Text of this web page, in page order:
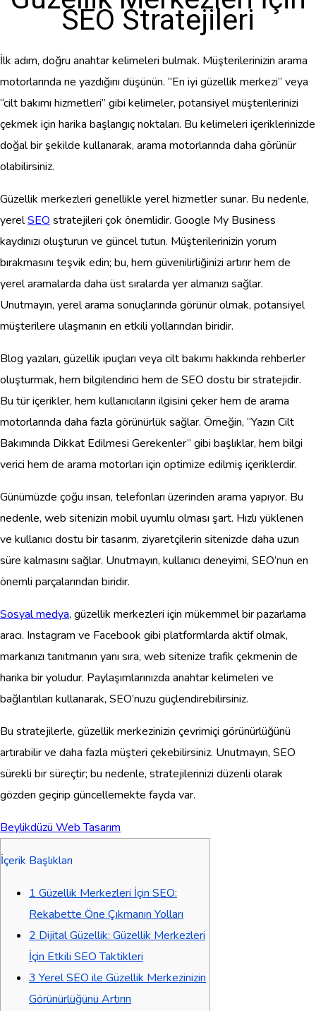
SEO Stratejileri
İlk adım, doğru anahtar kelimeleri bulmak. Müşterilerinizin arama
motorlarında ne yazdığını düşünün. “En iyi güzellik merkezi” veya
“cilt bakımı hizmetleri” gibi kelimeler, potansiyel müşterilerinizi
çekmek için harika başlangıç noktaları. Bu kelimeleri içeriklerinizde
doğal bir şekilde kullanarak, arama motorlarında daha görünür
olabilirsiniz.
Güzellik merkezleri genellikle yerel hizmetler sunar. Bu nedenle,
yerelSEO stratejileri çok önemlidir. Google My Business
kaydınızı oluşturun ve güncel tutun. Müşterilerinizin yorum
bırakmasını teşvik edin; bu, hem güvenilirliğinizi artırır hem de
yerel aramalarda daha üst sıralarda yer almanızı sağlar.
Unutmayın, yerel arama sonuçlarında görünür olmak, potansiyel
müşterilere ulaşmanın en etkili yollarından biridir.
Blog yazıları, güzellik ipuçları veya cilt bakımı hakkında rehberler
oluşturmak, hem bilgilendirici hem de SEO dostu bir stratejidir.
Bu tür içerikler, hem kullanıcıların ilgisini çeker hem de arama
motorlarında daha fazla görünürlük sağlar. Örneğin, “Yazın Cilt
Bakımında Dikkat Edilmesi Gerekenler” gibi başlıklar, hem bilgi
verici hem de arama motorları için optimize edilmiş içeriklerdir.
Günümüzde çoğu insan, telefonları üzerinden arama yapıyor. Bu
nedenle, web sitenizin mobil uyumlu olması şart. Hızlı yüklenen
ve kullanıcı dostu bir tasarım, ziyaretçilerin sitenizde daha uzun
süre kalmasını sağlar. Unutmayın, kullanıcı deneyimi, SEO’nun en
önemli parçalarından biridir.
Sosyal medya, güzellik merkezleri için mükemmel bir pazarlama
aracı. Instagram ve Facebook gibi platformlarda aktif olmak,
markanızı tanıtmanın yanı sıra, web sitenize trafik çekmenin de
harika bir yoludur. Paylaşımlarınızda anahtar kelimeleri ve
bağlantıları kullanarak, SEO’nuzu güçlendirebilirsiniz.
Bu stratejilerle, güzellik merkezinizin çevrimiçi görünürlüğünü
artırabilir ve daha fazla müşteri çekebilirsiniz. Unutmayın, SEO
sürekli bir süreçtir; bu nedenle, stratejilerinizi düzenli olarak
gözden geçirip güncellemekte fayda var.
Beylikdüzü Web Tasarım
İçerik Başlıkları
1 Güzellik Merkezleri İçin SEO:
Rekabette Öne Çıkmanın Yolları
2 Dijital Güzellik: Güzellik Merkezleri
İçin Etkili SEO Taktikleri
3 Yerel SEO ile Güzellik Merkezinizin
Görünürlüğünü Artırın